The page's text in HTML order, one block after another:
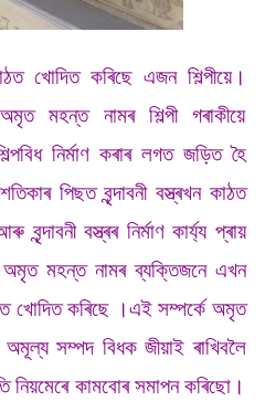
খোদিত কৰিছে এজন শিল্পীয়ে।
মহন্ত নামৰ শিল্পী গৰাকীয়ে
নিৰ্মাণ কৰাৰ লগত জড়িত হৈ
পিছত বৃন্দাবনী বস্ত্ৰখন কাঠত
বস্ত্ৰৰ নিৰ্মাণ কাৰ্য্য প্ৰায়
অমৃত মহন্ত নামৰ ব্যক্তিজনে এখন
খোদিত কৰিছে ।এই সম্পৰ্কে অমৃত
সম্পদ বিধক জীয়াই ৰাখিবলৈ
নিয়মেৰে কামবোৰ সমাপন কৰিছো।